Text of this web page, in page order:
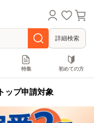
詳細検索
特集 初めての方
ップ申請対象